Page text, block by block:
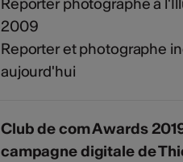
Reporter photographe à
2009
Reporter et photographe
aujourd'hui
Club de com Awards
campagne digitale de